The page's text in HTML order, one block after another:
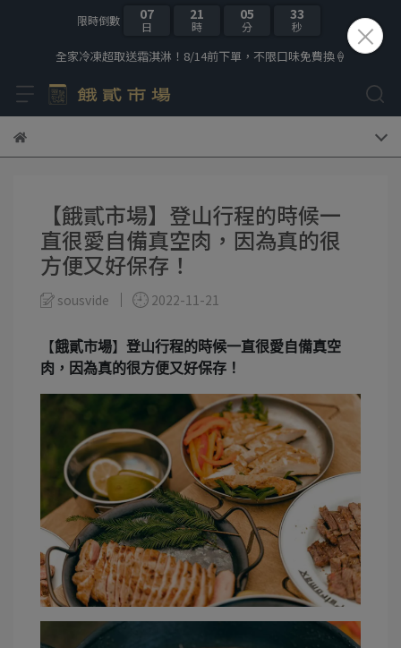
限時倒數 07
日
21
時
05
分
32
秒
全家冷凍超取送霜淇淋！8/14前下單，不限口味免費換🍦
【餓貳市場】登山行程的時候一
直很愛自備真空肉，因為真的很
方便又好保存！
sousvide 2022-11-21
【餓貳市場】 登山行程的時候一直很愛自備真空
肉，因為真的很方便又好保存！